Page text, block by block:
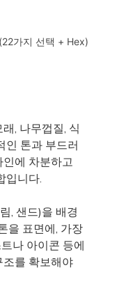
가지 선택 + Hex)
, 나무껍질, 식
인 톤과 부드러
에 차분하고
입니다.
, 샌드)을 배경
을 표면에, 가장
나 아이콘 등에
를 확보해야